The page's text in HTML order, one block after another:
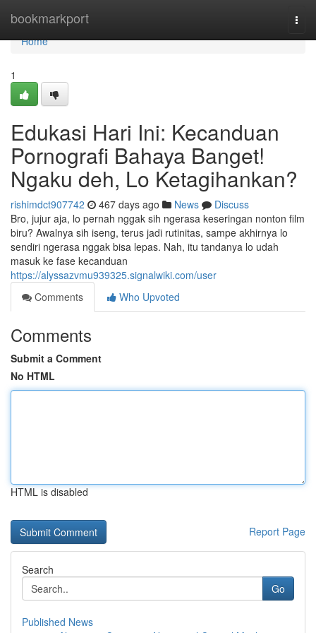
bookmarkport
Home
Home
1
Edukasi Hari Ini: Kecanduan
Pornografi Bahaya Banget!
Ngaku deh, Lo Ketagihankan?
rishimdct907742 467 days ago News
Discuss
Bro, jujur aja, lo pernah nggak sih ngerasa keseringan nonton film
biru? Awalnya sih iseng, terus jadi rutinitas, sampe akhirnya lo
sendiri ngerasa nggak bisa lepas. Nah, itu tandanya lo udah
masuk ke fase kecanduan
https://alyssazvmu939325.signalwiki.com/user
Comments
Who Upvoted
Comments
Submit a Comment
No HTML
HTML is disabled
Report Page
Search
Go
Published News